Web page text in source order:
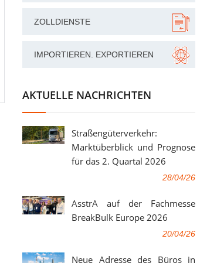
ZOLLDIENSTE
IMPORTIEREN. EXPORTIEREN
AKTUELLE NACHRICHTEN
Straßengüterverkehr:
Marktüberblick und Prognose
für das 2. Quartal 2026
28/04/26
AsstrA auf der Fachmesse
BreakBulk Europe 2026
20/04/26
Neue Adresse des Büros in